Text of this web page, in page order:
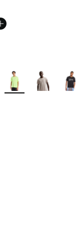
Plus de couleurs